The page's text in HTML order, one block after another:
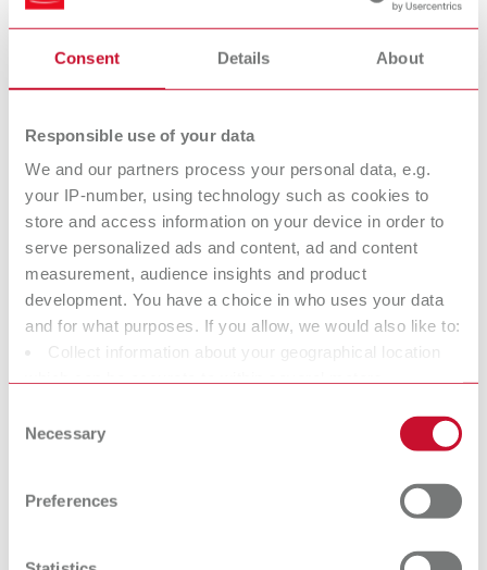
Consent Details About
Responsible use of your data
We and our partners process your personal data, e.g.
your IP-number, using technology such as cookies to
store and access information on your device in order to
serve personalized ads and content, ad and content
measurement, audience insights and product
development. You have a choice in who uses your data
and for what purposes. If you allow, we would also like to:
Collect information about your geographical location
characteristics (fingerprinting)
Find out more about how your personal data is processed
and set your preferences in the details section. You can
change or withdraw your consent any time from the
Selection
Necessary
Preferences
vapore acqueo caldo sotto pressione rimuove rapidamente, e nel
lucidare, senza l'uso di additivi chimici, garantendo così superfici
pulite e affidabili per le fasi successive del processo.
Applicazioni tipiche nel laboratorio odontotecnico
Rimozione di residui di cera e grasso da modelli, monconi in
gesso e placche (ad esempio prima dell'isolamento, della
rifinitura o dell'incollaggio)
Pulizia di sottostrutture, corone, ponti e componenti
protesici, anche nei sottosquadri e nelle zone di difficile
accesso.
Pulizia a vapore dopo la lucidatura: Rimuovere le paste per
lucidare, la polvere di levigatura e i residui, per garantire una
lavoro.
(ad es. spatole, pinzette, strumenti ausiliari) nel flusso di